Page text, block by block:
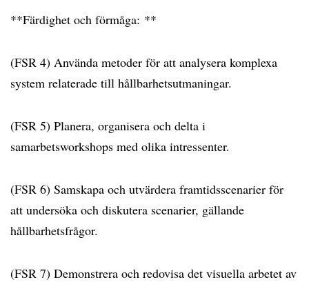
**Färdighet och förmåga: **
(FSR 4) Använda metoder för att analysera komplexa
system relaterade till hållbarhetsutmaningar.
(FSR 5) Planera, organisera och delta i
samarbetsworkshops med olika intressenter.
(FSR 6) Samskapa och utvärdera framtidsscenarier för
att undersöka och diskutera scenarier, gällande
hållbarhetsfrågor.
(FSR 7) Demonstrera och redovisa det visuella arbetet av